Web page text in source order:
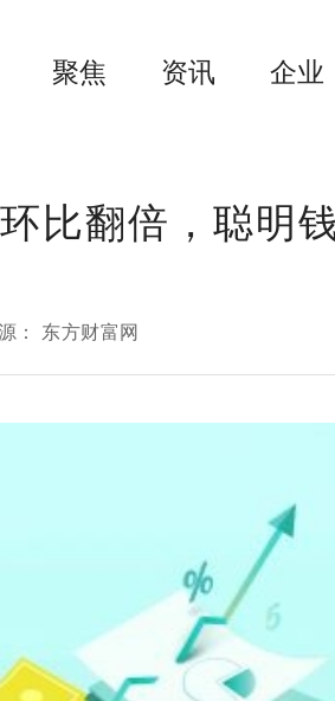
聚焦 资讯 企业
比翻倍，聪明
： 东方财富网